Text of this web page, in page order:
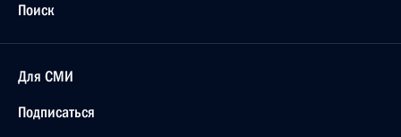
Поиск
Для СМИ
Подписаться